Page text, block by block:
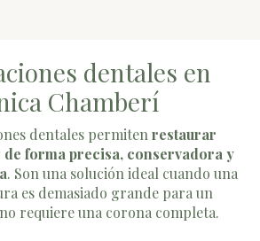
dentales en
Chamberí
dentales permiten restaurar
de forma precisa, conservadora y
. Son una solución ideal cuando una
es demasiado grande para un
requiere una corona completa.